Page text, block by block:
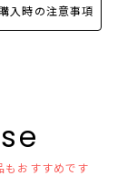
入時の注意事項
もおすすめです